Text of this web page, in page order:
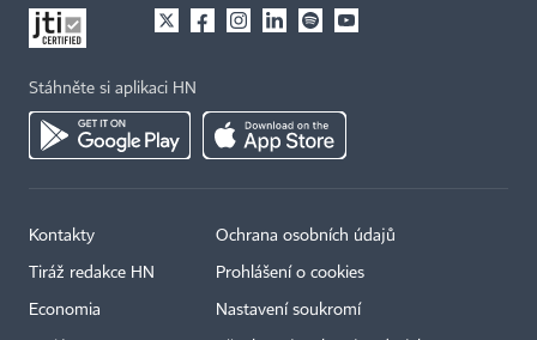
Stáhněte si aplikaci HN
Kontakty
Tiráž redakce HN
Economia
Ochrana osobních údajů
Prohlášení o cookies
Nastavení soukromí